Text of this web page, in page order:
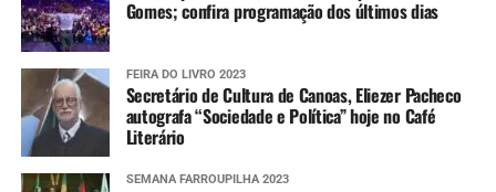
Gomes; confira programação dos últimos dias
FEIRA DO LIVRO 2023
Secretário de Cultura de Canoas, Eliezer Pacheco
autografa “Sociedade e Política” hoje no Café
Literário
SEMANA FARROUPILHA 2023